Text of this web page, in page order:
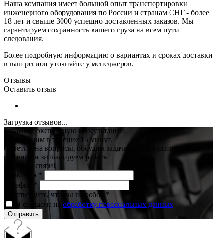
Наша компания имеет большой опыт транспортировки
инженерного оборудования по России и странам СНГ - более
18 лет и свыше 3000 успешно доставленных заказов. Мы
гарантируем сохранность вашего груза на всем пути
следования.
Более подробную информацию о вариантах и сроках доставки
в ваш регион уточняйте у менеджеров.
Отзывы
Оставить отзыв
Загрузка отзывов...
Закажите экспертную консультацию
Перезвоним в течение 15 минут.
Ответим на вопросы, обсудим задачи, найдем оптимальное
решение и запланируем работы.
Будем на связи!
Ваше имя *
Телефон
*
Подтвердите, что вы не робот*
Я согласен на обработку персональных данных
Отправить